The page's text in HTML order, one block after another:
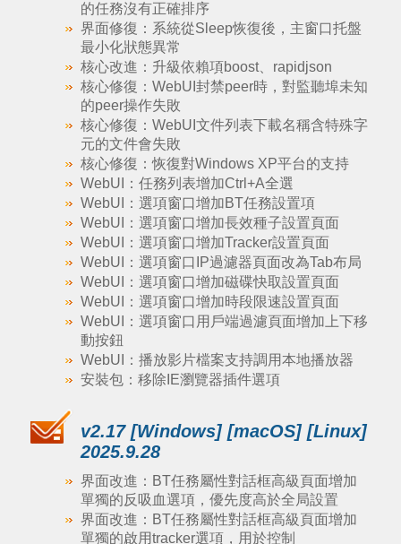
的任務沒有正確排序
界面修復：系統從Sleep恢復後，主窗口托盤
最小化狀態異常
核心改進：升級依賴項boost、rapidjson
核心修復：WebUI封禁peer時，對監聽埠未知
的peer操作失敗
核心修復：WebUI文件列表下載名稱含特殊字
元的文件會失敗
核心修復：恢復對Windows XP平台的支持
WebUI：任務列表增加Ctrl+A全選
WebUI：選項窗口增加BT任務設置項
WebUI：選項窗口增加長效種子設置頁面
WebUI：選項窗口增加Tracker設置頁面
WebUI：選項窗口IP過濾器頁面改為Tab布局
WebUI：選項窗口增加磁碟快取設置頁面
WebUI：選項窗口增加時段限速設置頁面
WebUI：選項窗口用戶端過濾頁面增加上下移
動按鈕
WebUI：播放影片檔案支持調用本地播放器
安裝包：移除IE瀏覽器插件選項
v2.17 [Windows] [macOS] [Linux]
2025.9.28
界面改進：BT任務屬性對話框高級頁面增加
單獨的反吸血選項，優先度高於全局設置
界面改進：BT任務屬性對話框高級頁面增加
單獨的啟用tracker選項，用於控制